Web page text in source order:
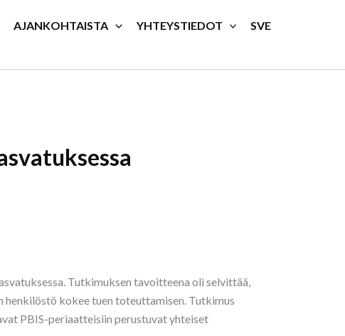
AJANKOHTAISTA YHTEYSTIEDOT
SVE
Tutkimuksen tavoitteena oli selvittää,
kokee tuen toteuttamisen. Tutkimus
PBIS-periaatteisiin perustuvat yhteiset